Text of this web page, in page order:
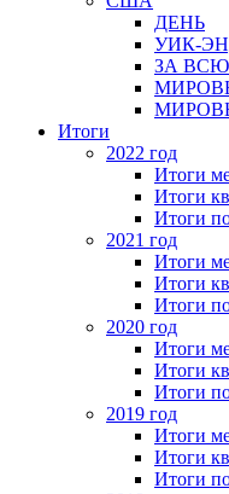
ДЕНЬ
УИК-
ЗА
Итоги
2022 год
Итоги
Итоги
Итоги
2021 год
Итоги
Итоги
Итоги
2020 год
Итоги
Итоги
Итоги
2019 год
Итоги
Итоги
Итоги